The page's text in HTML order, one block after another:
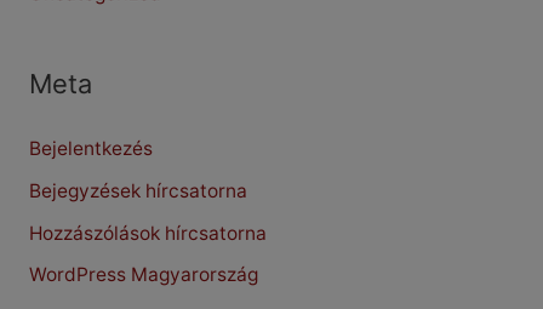
Meta
Bejelentkezés
Bejegyzések hírcsatorna
Hozzászólások hírcsatorna
WordPress Magyarország